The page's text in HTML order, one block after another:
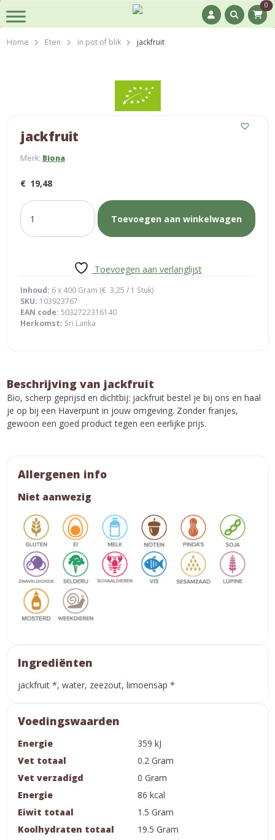
0
Home Eten in pot of blik jackfruit
jackfruit
Merk: Biona
€ 19,48
jackfruit
aantal
Toevoegen aan winkelwagen
Toevoegen aan verlanglijst
Inhoud: 6 x 400 Gram (€ 3,25 / 1 Stuk)
SKU: 103923767
EAN code: 5032722316140
Herkomst: Sri Lanka
Beschrijving van jackfruit
Bio, scherp geprijsd en dichtbij: jackfruit bestel je bij ons en haal
je op bij een Haverpunt in jouw omgeving. Zonder franjes,
gewoon een goed product tegen een eerlijke prijs.
Allergenen info
Niet aanwezig
Ingrediënten
jackfruit *, water, zeezout, limoensap *
Voedingswaarden
Energie
359 kJ
Vet totaal
0.2 Gram
Vet verzadigd
0 Gram
Energie
86 kcal
Eiwit totaal
1.5 Gram
Koolhydraten totaal
19.5 Gram